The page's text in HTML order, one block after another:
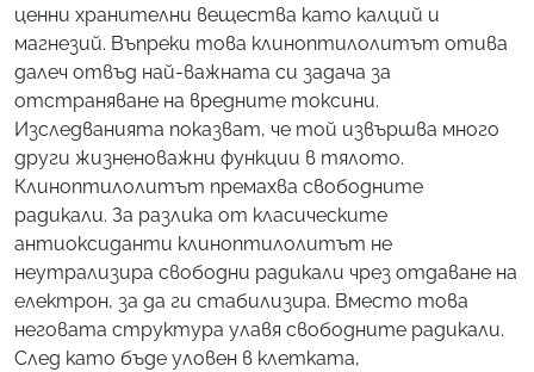
ценни хранителни вещества като калций и
магнезий. Въпреки това клиноптилолитът отива
далеч отвъд най-важната си задача за
отстраняване на вредните токсини.
Изследванията показват, че той извършва много
други жизненоважни функции в тялото.
Клиноптилолитът премахва свободните
радикали. За разлика от класическите
антиоксиданти клиноптилолитът не
неутрализира свободни радикали чрез отдаване на
електрон, за да ги стабилизира. Вместо това
неговата структура улавя свободните радикали.
След като бъде уловен в клетката,